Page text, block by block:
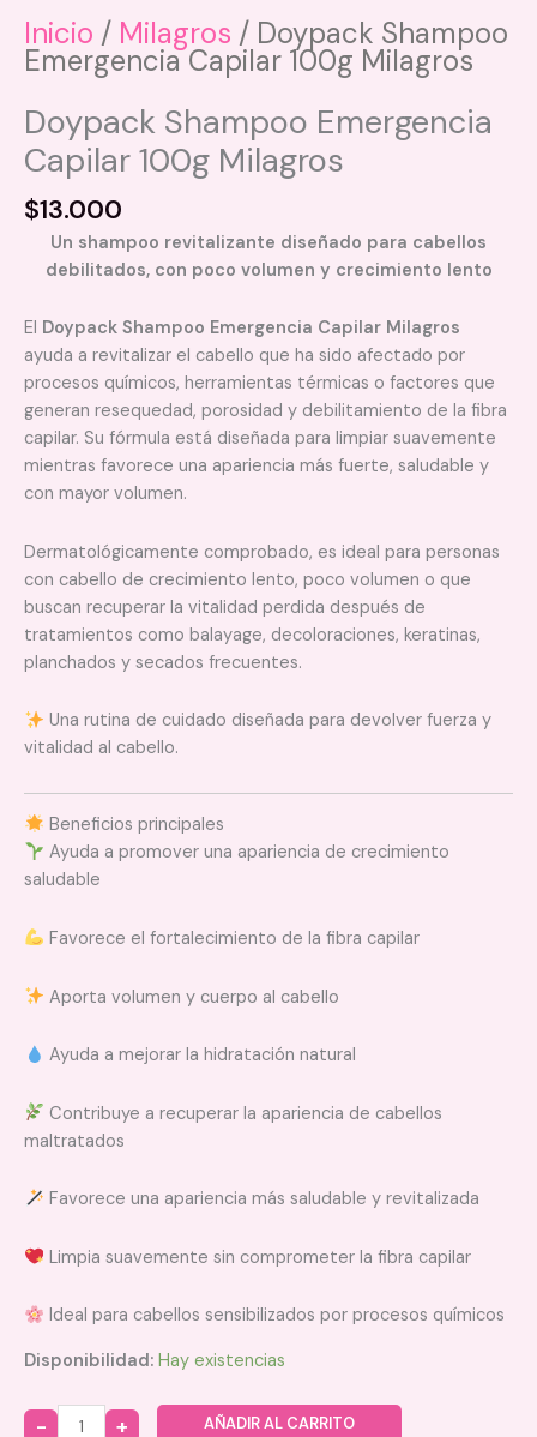
Inicio / Milagros / Doypack Shampoo
Emergencia Capilar 100g Milagros
Doypack Shampoo Emergencia
Capilar 100g Milagros
$13.000
Un shampoo revitalizante diseñado para cabellos
debilitados, con poco volumen y crecimiento lento
El Doypack Shampoo Emergencia Capilar Milagros
ayuda a revitalizar el cabello que ha sido afectado por
procesos químicos, herramientas térmicas o factores que
generan resequedad, porosidad y debilitamiento de la fibra
capilar. Su fórmula está diseñada para limpiar suavemente
mientras favorece una apariencia más fuerte, saludable y
con mayor volumen.
Dermatológicamente comprobado, es ideal para personas
con cabello de crecimiento lento, poco volumen o que
buscan recuperar la vitalidad perdida después de
tratamientos como balayage, decoloraciones, keratinas,
planchados y secados frecuentes.
Una rutina de cuidado diseñada para devolver fuerza y
vitalidad al cabello.
Beneficios principales
Ayuda a promover una apariencia de crecimiento
saludable
Favorece el fortalecimiento de la fibra capilar
Aporta volumen y cuerpo al cabello
Ayuda a mejorar la hidratación natural
Contribuye a recuperar la apariencia de cabellos
maltratados
Favorece una apariencia más saludable y revitalizada
Limpia suavemente sin comprometer la fibra capilar
Ideal para cabellos sensibilizados por procesos químicos
Disponibilidad: Hay existencias
AÑADIR AL CARRITO